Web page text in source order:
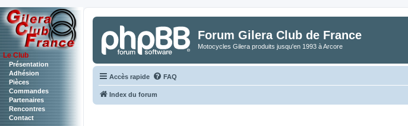
Le Club
Présentation
Adhésion
Pièces
Commandes
Partenaires
Rencontres
Contact
Forum Gilera Club de France
Motocycles Gilera produits jusqu'en 1993 à Arcore
Accès rapide FAQ
Index du forum